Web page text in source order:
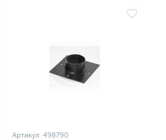
Артикул: 498790